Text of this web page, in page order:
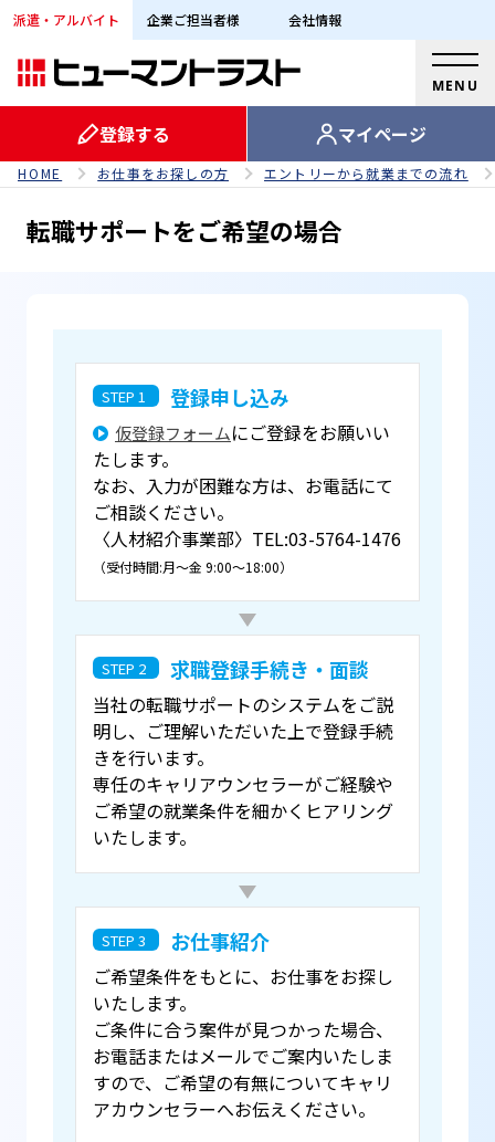
派遣・アルバイト 企業ご担当者様 会社情報
MENU
登録する マイページ
HOME お仕事をお探しの方 エントリーから就業までの流れ
転職サポートをご希望の場合
STEP 1 登録申し込み
仮登録フォームにご登録をお願いい
たします。
なお、入力が困難な方は、お電話にて
ご相談ください。
〈人材紹介事業部〉TEL:03-5764-1476
（受付時間:月～金 9:00～18:00）
STEP 2 求職登録手続き・面談
当社の転職サポートのシステムをご説
明し、ご理解いただいた上で登録手続
きを行います。
専任のキャリアウンセラーがご経験や
ご希望の就業条件を細かくヒアリング
いたします。
STEP 3 お仕事紹介
ご希望条件をもとに、お仕事をお探し
いたします。
ご条件に合う案件が見つかった場合、
お電話またはメールでご案内いたしま
すので、ご希望の有無についてキャリ
アカウンセラーへお伝えください。